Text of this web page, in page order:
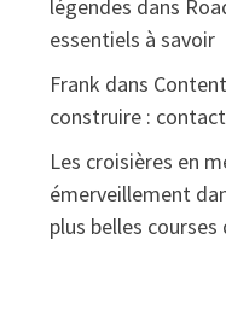
légendes dans
essentiels à savoir
Frank dans
construire :
Les croisières en
émerveillement
plus belles courses